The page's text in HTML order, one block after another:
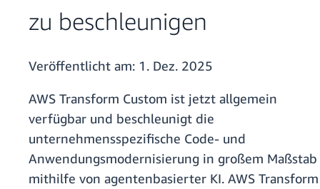
zu beschleunigen
Veröffentlicht am: 1. Dez. 2025
AWS Transform Custom ist jetzt allgemein
verfügbar und beschleunigt die
unternehmensspezifische Code- und
Anwendungsmodernisierung in großem Maßstab
mithilfe von agentenbasierter KI. AWS Transform